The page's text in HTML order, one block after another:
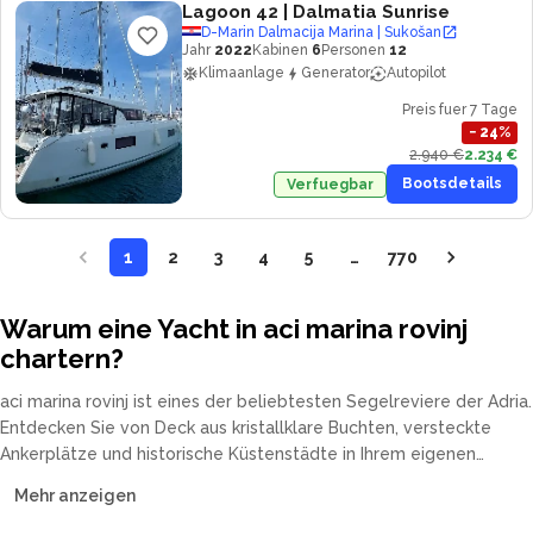
Lagoon 42 | Dalmatia Sunrise
D-Marin Dalmacija Marina | Sukošan
Jahr 2022 Kabinen 6 Personen 12
Klimaanlage
Generator Autopilot
Preis fuer 7 Tage
− 24%
2.940 €2.234 €
Verfuegbar
Bootsdetails
1 2 3 4 5 … 770
Warum eine Yacht in aci marina rovinj
chartern?
aci marina rovinj ist eines der beliebtesten Segelreviere der Adria.
Entdecken Sie von Deck aus kristallklare Buchten, versteckte
Ankerplätze und historische Küstenstädte in Ihrem eigenen
Motoryachten und Guleten — mit Crew oder Bareboat.
Mehr anzeigen